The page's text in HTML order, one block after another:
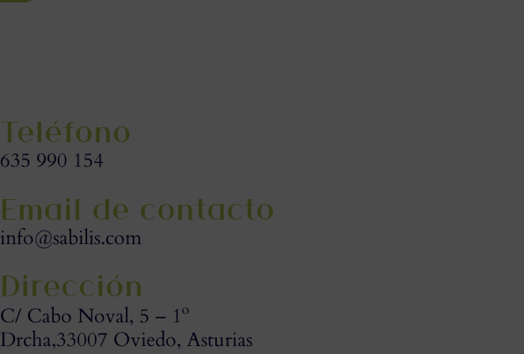
Teléfono
635 990 154
Email de contacto
info@sabilis.com
Dirección
C/ Cabo Noval, 5 – 1º
Drcha,33007 Oviedo, Asturias